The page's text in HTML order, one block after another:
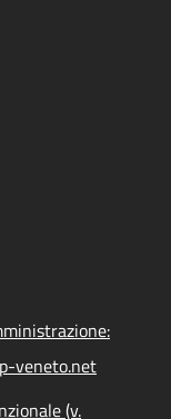
veneto.net
(v.